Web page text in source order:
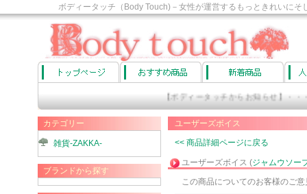
ボディータッチ（Body Touch)－女性が運営するもっときれいに
【ボディータッチからお知らせ】・・・
カテゴリー
雑貨-ZAKKA-
ブランドから探す
ユーザーズボイス
<< 商品詳細ページに戻る
ユーザーズボイス (ジャムウソー
この商品についてのお客様のご